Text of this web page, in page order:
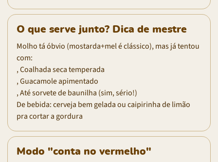
O que serve junto? Dica de mestre
Molho tá óbvio (mostarda+mel é clássico), mas já tentou
com:
, Coalhada seca temperada
, Guacamole apimentado
, Até sorvete de baunilha (sim, sério!)
De bebida: cerveja bem gelada ou caipirinha de limão
pra cortar a gordura
Modo "conta no vermelho"